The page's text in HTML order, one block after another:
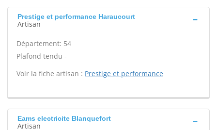
Prestige et performance Haraucourt
Artisan
Département: 54
Plafond tendu -
Voir la fiche artisan : Prestige et performance
Eams electricite Blanquefort
Artisan